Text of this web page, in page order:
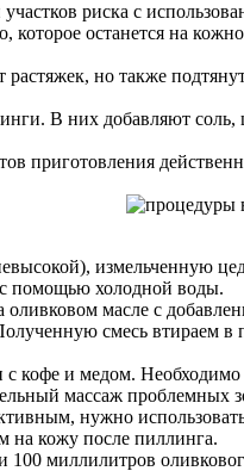
риска с
останется на
но также
В них добавляют
приготовления
измельченную
помощью холодной воды.
масле с
смесь
с кофе и медом.
массаж проблемных
нужно
на кожу после пиллинга.
миллилитров